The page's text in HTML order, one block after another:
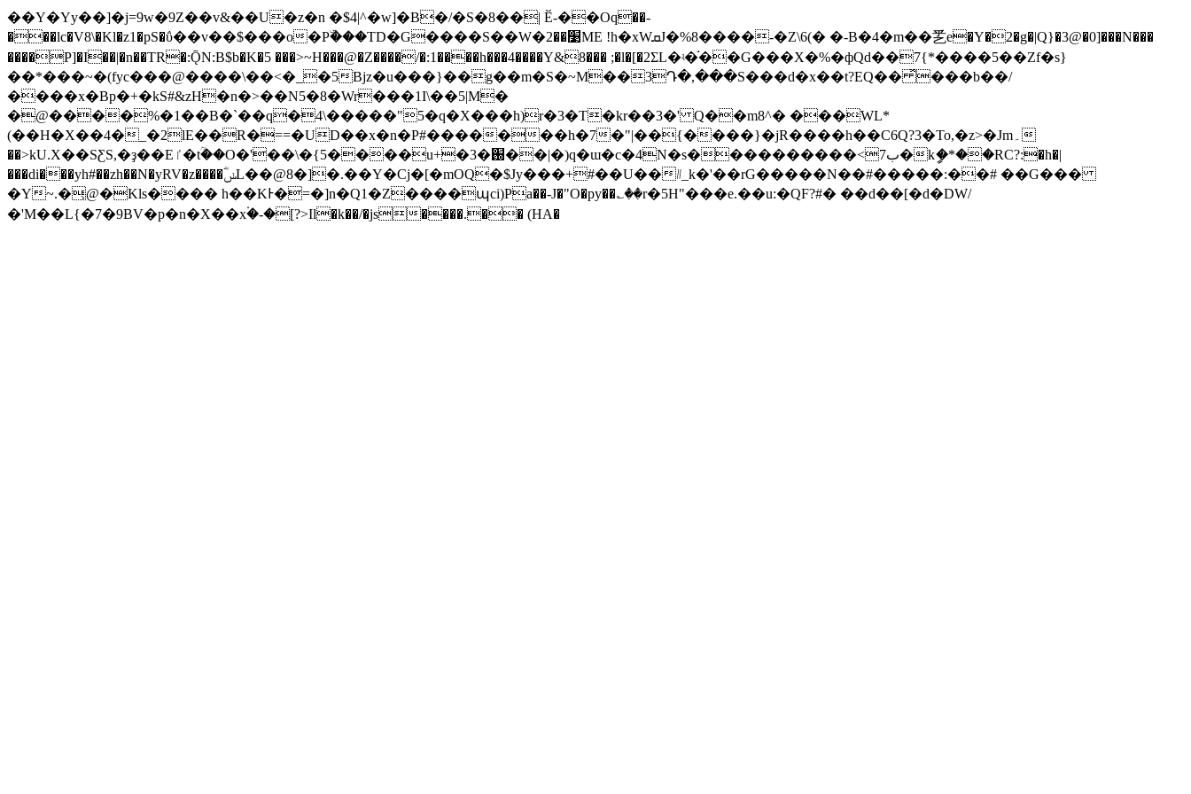
��Y�Yy��]�j=9w�9Z��v&��U�z�n �$4|^�w]�B�/�S�8��| Ӗ-��Oq��-
���lc�V8\�Kl�z1�pS�ΰ��v��$���o�Pۜ���TD�G����S��W�׹��2МE !h�xWܩJ�%8����-�Z\6(� �-B�4�m��乯e�Y�2�g�|Q}�3@�0]���N���
����P]�I��|�n��TR�:ǬN:B$b�K�5 ���>~H���@�Z����/�:1����h���4����Y&8��� ;�l�[�2ΣL�ʵ�֬��G���X�%�фQd��7{*����5��Zf�s}
��*���~�(fyc���@����\��<�_�5Bjz�u���}��g��m�S�~M��3Դ�,���S���d�x��t?EQ�� ̽���b��/
����x�Bp�+�kS#&zH�n�>��N5�8�Wr���1I\��5|M�
�@����%�1��B�`��q�4\�����"5�q�X���h)r�3�T�kr��3�' Q��m8^� ���WL*
(��H�X��4�_�2lE��R�==�UD��x�n�P#�������h�7�"|��{����}�jR����h��C6Q?3�To,�z>�Jm۔
��>kU.X��SƸS,�ҙ��Eٵ�tؒ��O�'��\�{5����u+�3�֐��|�)q�ɯ�c�4N�s����������<7ب�kީ�*��RC?:�h�|
���di���yh#��zh��N�yRV�z����ؓݭL��@8�]�.��Y�Cj�[�mOQ�$Jy���+#��U��᜶_k�'��rG�����N��#�����:��# ��G���
�Y~.�͕@�Kls���� h��KͰ�=�]n�Q1�Z����պci)Pa��-J�"O�py��؎��r�5H"���e.��u:�QF?#� ��d��[�d�DW/
�'M��L{�7�9BV�p�n�X��x۬�-�[?>Il�k��/�js����.�� (HA�